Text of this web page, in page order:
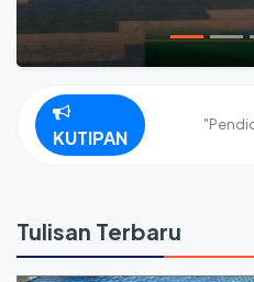
KUTIPAN
Tulisan Terbaru